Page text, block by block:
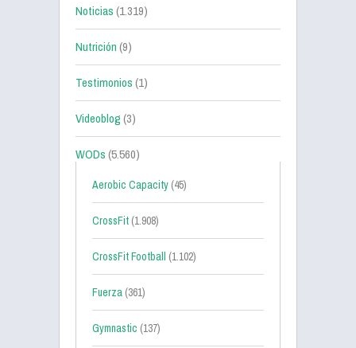
Noticias(1.319)
Nutrición(9)
Testimonios(1)
Videoblog(3)
WODs(5.560)
Aerobic Capacity (45)
CrossFit (1.908)
CrossFit Football (1.102)
Fuerza (361)
Gymnastic (137)